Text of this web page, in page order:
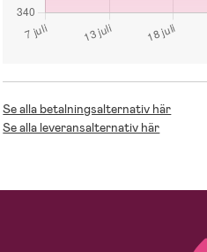
Se alla betalningsalternativ här
Se alla leveransalternativ här